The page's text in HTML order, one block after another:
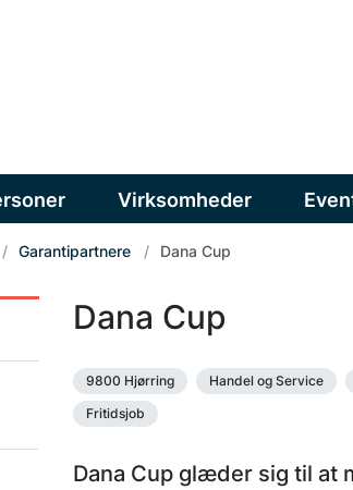
Virksomheder
Garantipartnere Dana Cup
Dana Cup
9800 Hjørring Handel og Service
Fritidsjob
Dana Cup glæder sig til at